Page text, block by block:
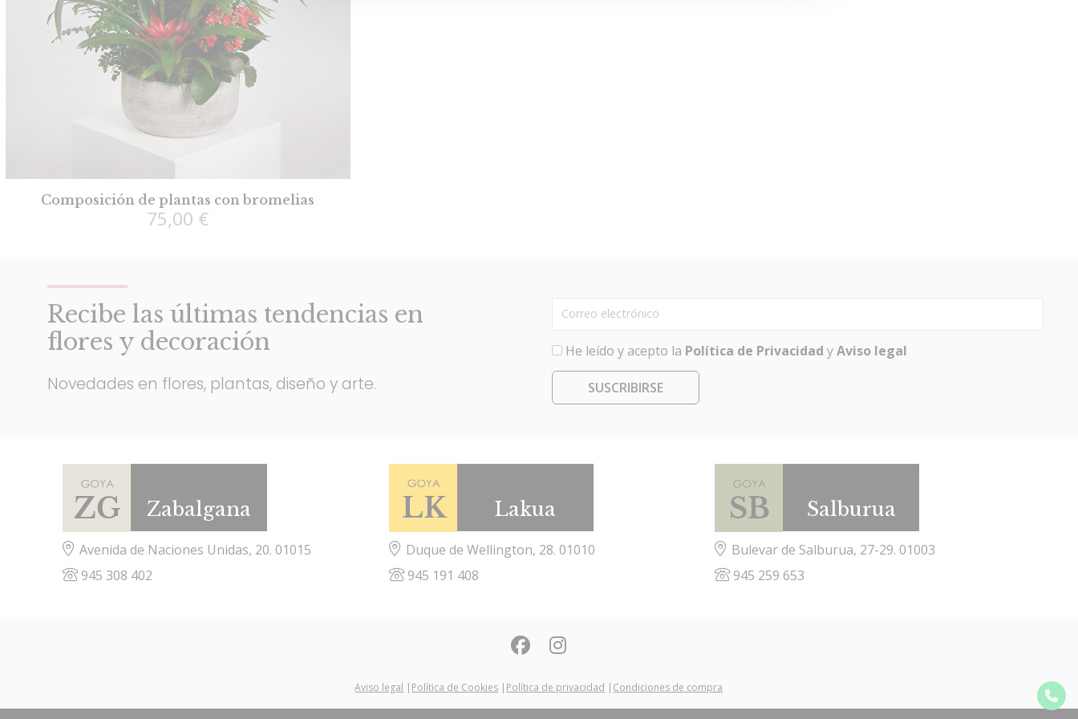
Composición de plantas con bromelias
75,00 €
Recibe las últimas tendencias en
flores y decoración
Novedades en flores, plantas, diseño y arte.
He leído y acepto la Política de Privacidad yAviso legal
SUSCRIBIRSE
Zabalgana
Avenida de Naciones Unidas, 20. 01015
945 308 402
Lakua
Duque de Wellington, 28. 01010
945 191 408
Salburua
Bulevar de Salburua, 27-29. 01003
945 259 653
Aviso legal | Política de Cookies | Política de privacidad | Condiciones de compra